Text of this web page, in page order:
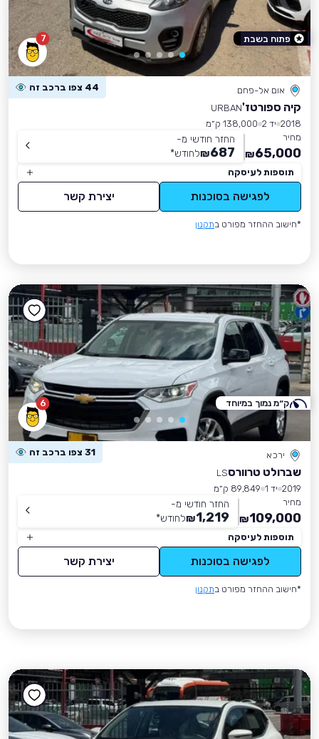
7
אום אל-פחם 44 צפו ברכב זה
קיה ספורטז'URBAN
2018 יד 2
138,000 ק״מ
מחיר
65,000
₪
החזר חודשי מ-
687
₪לחודש*
תוספות לעיסקה
לפגישה בסוכנות יצירת קשר
*חישוב ההחזר מפורט בתקנון
פתוח בשבת
6
ירכא 31 צפו ברכב זה
שברולט טרוורסLS
2019 יד 1
89,849 ק״מ
מחיר
109,000
₪
החזר חודשי מ-
1,219
₪לחודש*
תוספות לעיסקה
לפגישה בסוכנות יצירת קשר
*חישוב ההחזר מפורט בתקנון
ק״מ נמוך במיוחד